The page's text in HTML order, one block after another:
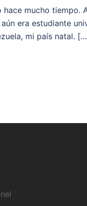
hace mucho tiempo.
era estudiante
mi país natal.